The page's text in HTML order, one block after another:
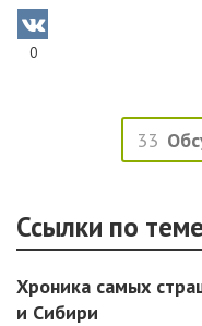
0
33
Ссылки по
Хроника самых
и Сибири